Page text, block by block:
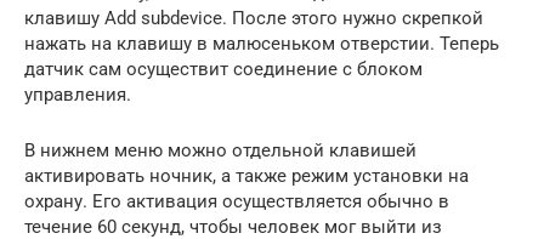
клавишу Add subdevice. После этого нужно скрепкой
нажать на клавишу в малюсеньком отверстии. Теперь
датчик сам осуществит соединение с блоком
управления.
В нижнем меню можно отдельной клавишей
активировать ночник, а также режим установки на
охрану. Его активация осуществляется обычно в
течение 60 секунд, чтобы человек мог выйти из